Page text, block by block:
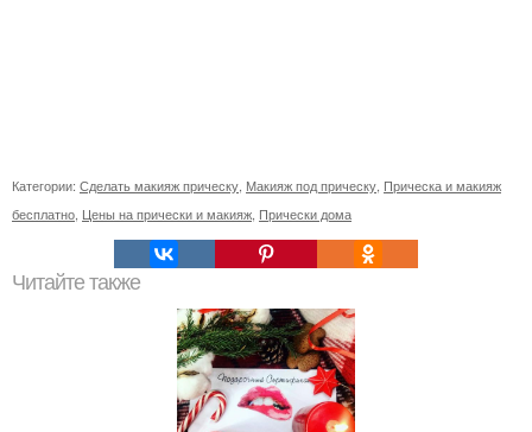
Категории: Сделать макияж прическу Макияж под прическу Прическа и макияж
бесплатно Цены на прически и макияж Прически дома
Читайте также